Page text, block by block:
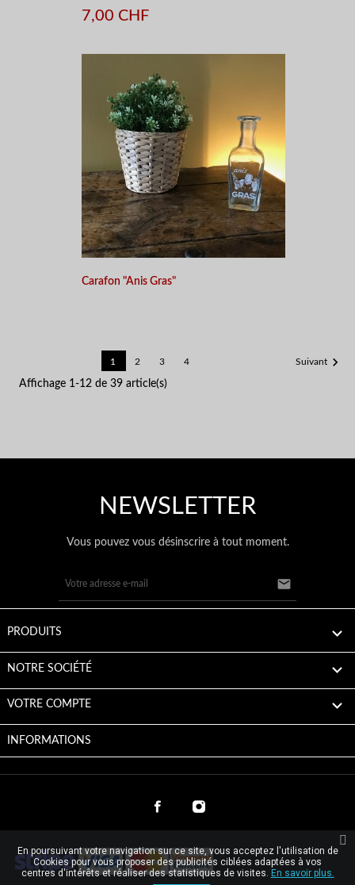
7,00 CHF
Carafon "Anis Gras"
Affichage 1-12 de 39 article(s)
1 2 3 4 Suivant 
NEWSLETTER
Vous pouvez vous désinscrire à tout moment.

PRODUITS 
NOTRE SOCIÉTÉ 
VOTRE COMPTE 
INFORMATIONS
En poursuivant votre navigation sur ce site, vous acceptez l'utilisation de
Cookies pour vous proposer des publicités ciblées adaptées à vos
centres d'intérêts et réaliser des statistiques de visites. En savoir plus.